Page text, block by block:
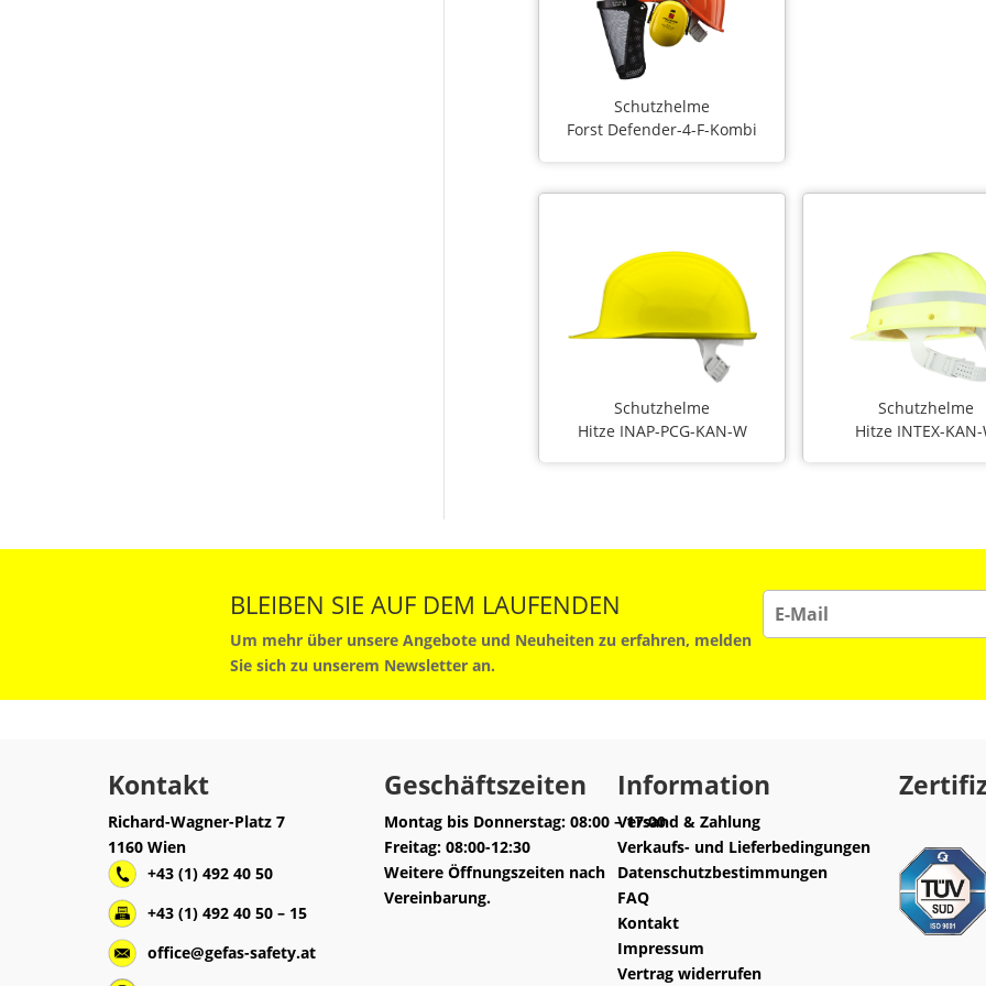
Schutzhelme
Forst Defender-4-F-Kombi
Schutzhelme
Hitze INAP-PCG-KAN-W
Schutzhelme
Hitze INTEX-
BLEIBEN SIE AUF DEM LAUFENDEN
Um mehr über unsere Angebote und Neuheiten zu erfahren, melden
Sie sich zu unserem Newsletter an.
Kontakt
Richard-Wagner-Platz 7
1160 Wien
+43 (1) 492 40 50
+43 (1) 492 40 50 – 15
office@gefas-safety.at
Geschäftszeiten
Montag bis Donnerstag: 08:00 – 17:00
Freitag: 08:00-12:30
Weitere Öffnungszeiten nach
Vereinbarung.
Information
Versand & Zahlung
Verkaufs- und Lieferbedingungen
Datenschutzbestimmungen
FAQ
Kontakt
Impressum
Vertrag widerrufen